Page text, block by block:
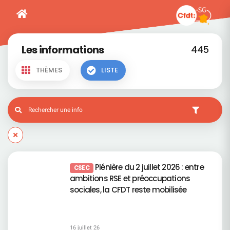
Les informations 445
THÈMES LISTE
CSEC Plénière du 2 juillet 2026 : entre
ambitions RSE et préoccupations
sociales, la CFDT reste mobilisée
16 juillet 26